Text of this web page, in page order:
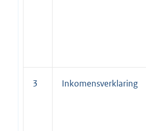
3 Inkomensverklaring